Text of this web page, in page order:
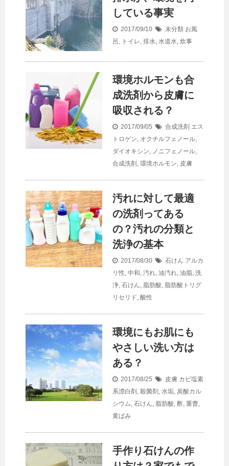
している事実
2017/09/10 未分類 お風
呂 , トイレ, 排水, 水道水, 炊事
環境ホルモンも合
成洗剤から皮膚に
吸収される？
2017/09/05 合成洗剤 エス
トロゲン, オクチルフェノール,
ダイオキシン, ノニフェノール,
合成洗剤 , 環境ホルモン, 皮膚
汚れに対して最適
の洗剤ってある
の？汚れの分類と
洗浄の基本
2017/08/30 石けん アルカ
リ性, 中和, 汚れ, 油汚れ, 油脂, 洗
浄, 石けん, 脂肪酸, 脂肪酸トリグ
リセリド, 酸性
環境にもお肌にも
やさしい洗い方は
ある？
2017/08/25 皮膚 カビ塩素
系漂白剤 , 殺菌剤 , 水垢, 炭酸カル
シウム, 石けん, 脂肪酸, 酢, 重曹,
黄ばみ
手作り石けんの作